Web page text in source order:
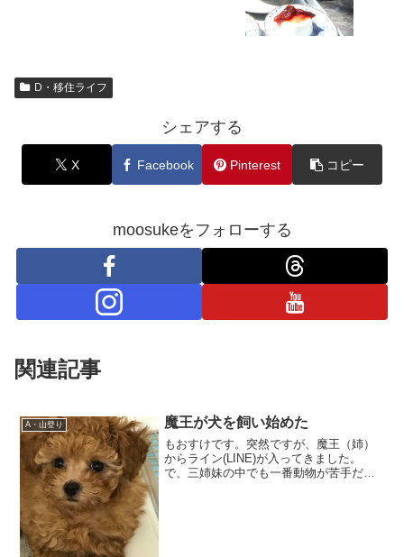
D・移住ライフ
シェアする
X Facebook Pinterest コピー
moosukeをフォローする
関連記事
A・山登り 魔王が犬を飼い始めた
もおすけです。突然ですが、魔王（姉）
からライン(LINE)が入ってきました。
で、三姉妹の中でも一番動物が苦手だっ